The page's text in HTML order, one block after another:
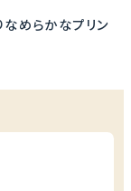
めらかなプリン